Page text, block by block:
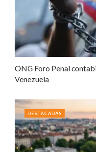
ONG Foro Penal
Venezuela
DESTACADAS